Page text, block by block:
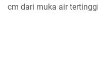
cm dari muka air